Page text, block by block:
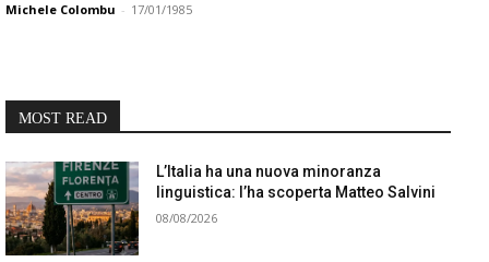
Michele Colombu - 17/01/1985
MOST READ
L’Italia ha una nuova minoranza
linguistica: l’ha scoperta Matteo Salvini
08/08/2026